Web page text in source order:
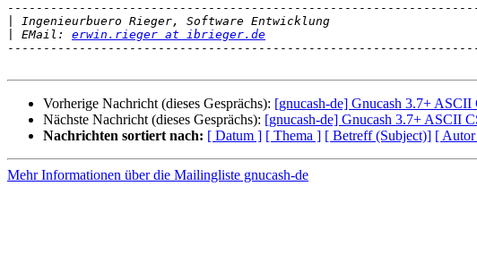
EMail: erwin.rieger at ibrieger.de
Vorherige Nachricht (dieses Gesprächs): [gnucash-de] Gnucash 3.7+
Nächste Nachricht (dieses Gesprächs): [gnucash-de] Gnucash 3.7+ ASCII
Nachrichten sortiert nach: [ Datum ] [ Thema ] [ Betreff (Subject)] [
Mehr Informationen über die Mailingliste gnucash-de